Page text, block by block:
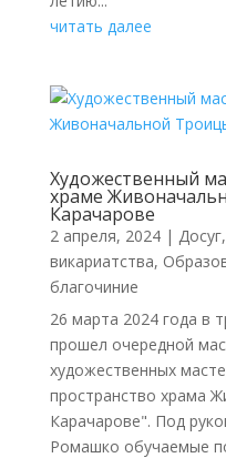
читать далее
Художественный
храме
Карачарове
2 апреля, 2024| Досуг,
викариатства,
благочиние
26 марта 2024 года в
прошел очередной
художественных
пространство храма
Карачарове". Под
Ромашко обучаемые